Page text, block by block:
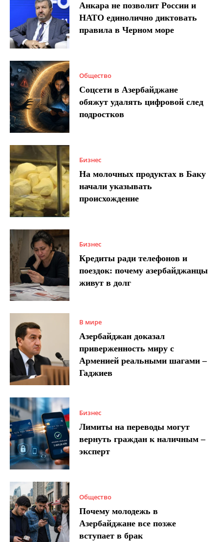
Анкара не позволит России и
НАТО единолично диктовать
правила в Черном море
Общество
Соцсети в Азербайджане
обяжут удалять цифровой след
подростков
Бизнес
На молочных продуктах в Баку
начали указывать
происхождение
Бизнес
Кредиты ради телефонов и
поездок: почему азербайджанцы
живут в долг
В мире
Азербайджан доказал
приверженность миру с
Арменией реальными шагами –
Гаджиев
Бизнес
Лимиты на переводы могут
вернуть граждан к наличным –
эксперт
Общество
Почему молодежь в
Азербайджане все позже
вступает в брак